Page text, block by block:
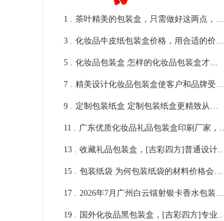
1 .
茶叶精美的包装盒，只需做好这两点，精
3 .
化妆品牛皮纸包装盒价格，用合适的价格
5 .
化妆品包装盒 怎样的化妆品包装盒才能
7 .
精美设计化妆品包装盒使客户和品牌受益
9 .
定制包装纸盒 定制包装纸盒更精致从这
11 .
广东优质化妆品礼品包装盒印刷厂家，印
13 .
收藏礼品包装盒，[吉彩四方]普通设计也
15 .
包装纸袋 为何包装纸袋的材料价格会一
17 .
2026年7月广州白云镭射银卡香水包装盒
19 . 国外化妆品黑包装盒，[吉彩四方]专业角